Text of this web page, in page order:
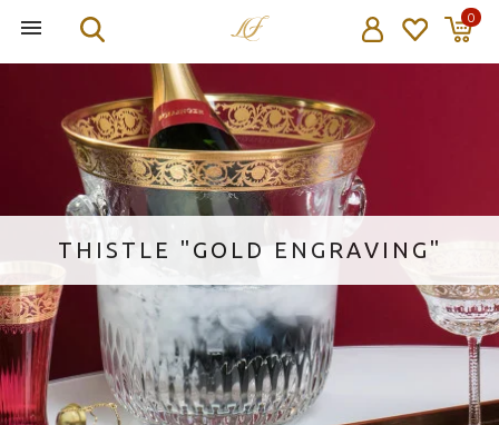
0
THISTLE "GOLD ENGRAVING"